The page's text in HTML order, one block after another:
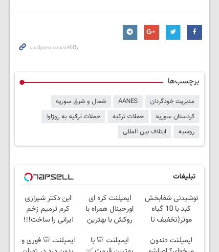
برچسب‌ها
مدیریت خودگردان AANES
شمال و شرق سوریه
کردستان سوریه
حملات ترکیه
حملات ترکیه به روژاوا
روسیه
ایتلاف بین المللی
تبلیغات
نوشیدنی شفابخش
کبد با 10 گیاه
موثر(تخفیف تا
ایمپلنت کره ای
اورجینال همراه با
روکش با بهترین
این دکتر شیرازی
کرم ترمیم زخم
ایرانی را ساخت!!!
ایمپلنت دندون
ایمپلنت 🦷 با
ایمپلنت 🦷 فوری و